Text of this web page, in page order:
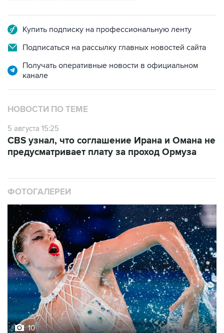
Купить подписку на профессиональную ленту
Подписаться на рассылку главных новостей сайта
Получать оперативные новости в официальном
канале
НОВОСТИ ПО ТЕМЕ
5 августа 15:25
CBS узнал, что соглашение Ирана и Омана не
предусматривает плату за проход Ормуза
ФОТОГАЛЕРЕИ
10